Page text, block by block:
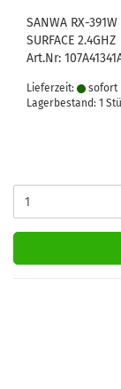
SANWA RX-391W
SURFACE 2.4GHZ
Art.Nr:
Lieferzeit: sofort
Lagerbestand: 1